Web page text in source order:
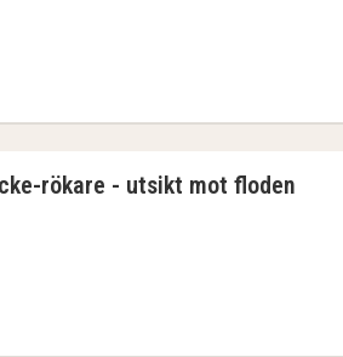
rökare - utsikt mot floden